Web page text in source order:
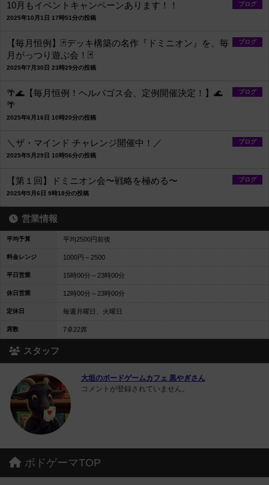
ブログ
10月もイベントキャンペーンあります！！
2025年10月1日 17時51分の投稿
ブログ
【毎月恒例】🃏デッキ構築の名作『ドミニオン』を、毎
月がっつり遊ぶ会！🃏
2025年7月30日 23時29分の投稿
ブログ
🌴🌊【毎月恒例！ヘルパゴス会、定例開催決定！】🌊
🌴
2025年6月16日 10時20分の投稿
ブログ
＼ザ・マインド チャレンジ開催中！／
2025年5月29日 10時56分の投稿
ブログ
【第１回】ドミニオン会〜戦略を極める〜
2025年5月6日 9時18分の投稿
営業情報
平均予算 平均2500円前後
料金レンジ 1000円～2500
平日営業 15時00分～23時00分
休日営業 12時00分～23時00分
定休日 毎週月曜日、火曜日
席数 7卓22席
スタッフ
大垣のボードゲームカフェ 黒やぎさん
コメントが登録されていません。
ボドゲーマTOP